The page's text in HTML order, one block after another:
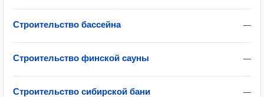
—
Строительство бассейна
—
Строительство финской сауны
—
Строительство сибирской бани